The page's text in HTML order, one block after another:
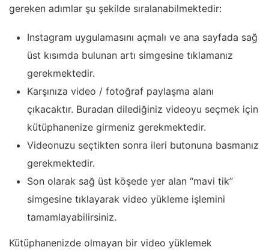
gereken adımlar şu şekilde sıralanabilmektedir:
Instagram uygulamasını açmalı ve ana sayfada sağ
üst kısımda bulunan artı simgesine tıklamanız
gerekmektedir.
Karşınıza video / fotoğraf paylaşma alanı
çıkacaktır. Buradan dilediğiniz videoyu seçmek için
kütüphanenize girmeniz gerekmektedir.
Videonuzu seçtikten sonra ileri butonuna basmanız
gerekmektedir.
Son olarak sağ üst köşede yer alan “mavi tik”
simgesine tıklayarak video yükleme işlemini
tamamlayabilirsiniz.
Kütüphanenizde olmayan bir video yüklemek